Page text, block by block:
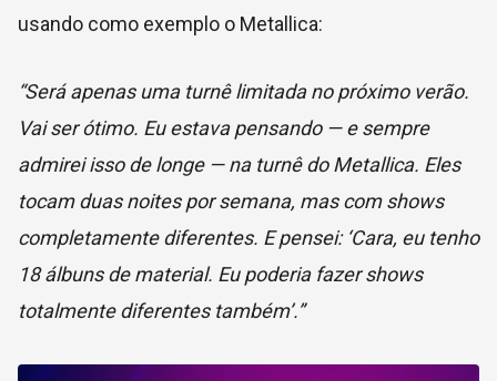
usando como exemplo o Metallica:
“Será apenas uma turnê limitada no próximo verão.
Vai ser ótimo. Eu estava pensando — e sempre
admirei isso de longe — na turnê do Metallica. Eles
tocam duas noites por semana, mas com shows
completamente diferentes. E pensei: ‘Cara, eu tenho
18 álbuns de material. Eu poderia fazer shows
totalmente diferentes também’.”